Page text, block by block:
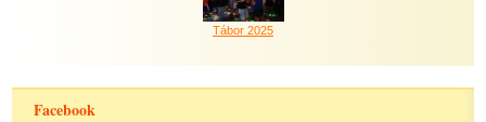
Tábor 2025
Facebook